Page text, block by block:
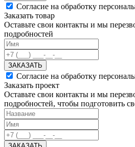
Согласие на обработку
Заказать товар
Оставьте свои контакты и мы
подробностей
ЗАКАЗАТЬ
Согласие на обработку
Заказать проект
Оставьте свои контакты и мы
подробностей, чтобы подготовить